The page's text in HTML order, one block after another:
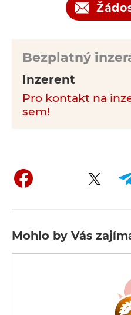
Bezplatný
Inzerent
Pro kontakt na
sem!
Mohlo by Vás